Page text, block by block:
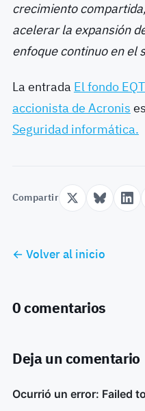
crecimiento
acelerar la expansión
enfoque continuo en el
La entrada El fondo
accionista de Acronis
Seguridad informática.
Compartir
← Volver al inicio
0 comentarios
Deja un comentario